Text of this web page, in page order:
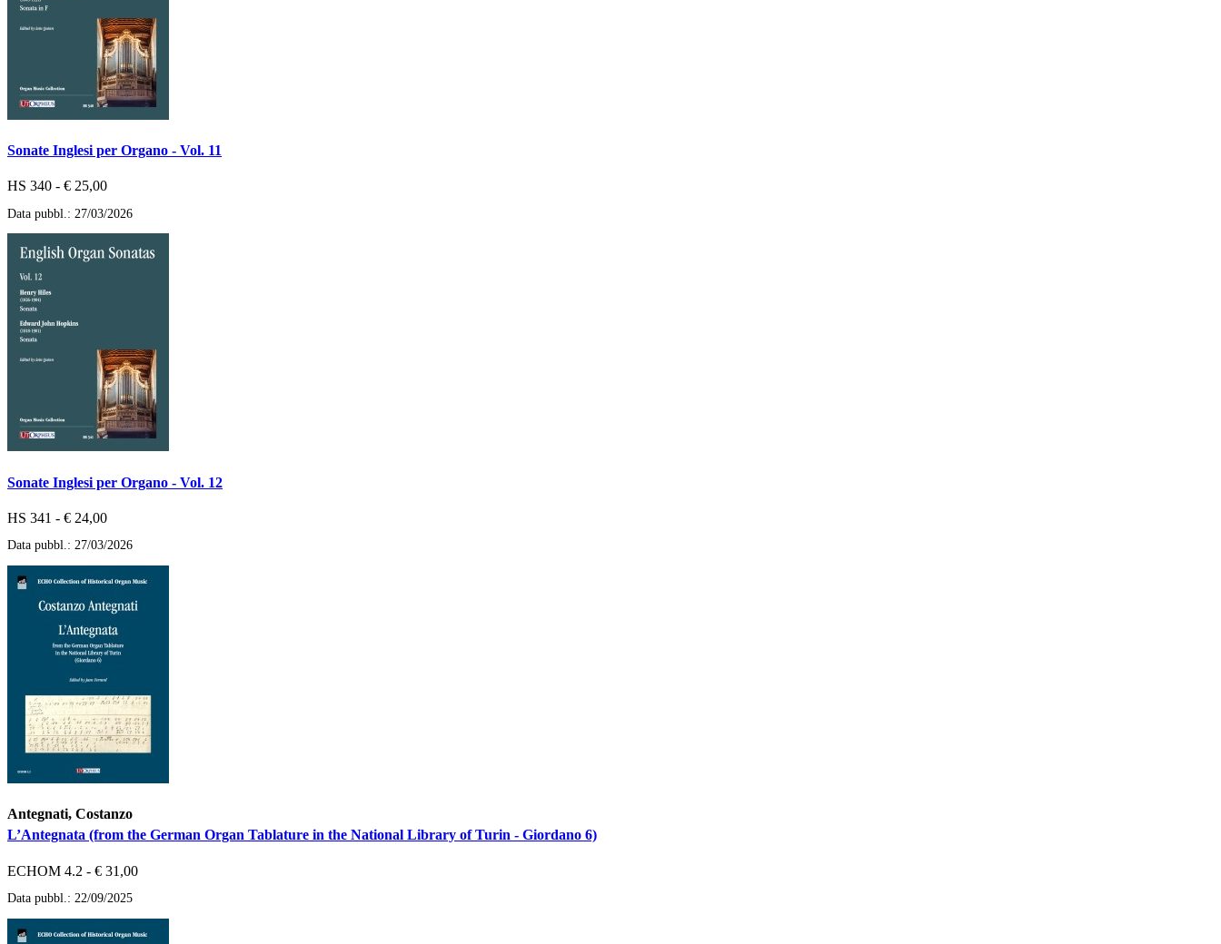
Sonate Inglesi per Organo - Vol. 11
HS 340 - € 25,00
Data pubbl.: 27/03/2026
Sonate Inglesi per Organo - Vol. 12
HS 341 - € 24,00
Data pubbl.: 27/03/2026
Antegnati, Costanzo
L’Antegnata (from the German Organ Tablature in the National Library of Turin - Giordano 6)
ECHOM 4.2 - € 31,00
Data pubbl.: 22/09/2025